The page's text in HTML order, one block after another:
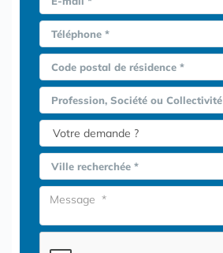
Téléphone *
Code postal de résidence *
Profession, Société ou Collectivité
Ville recherchée *